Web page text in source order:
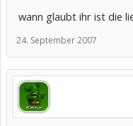
wann glaubt ihr ist die
24. September 2007